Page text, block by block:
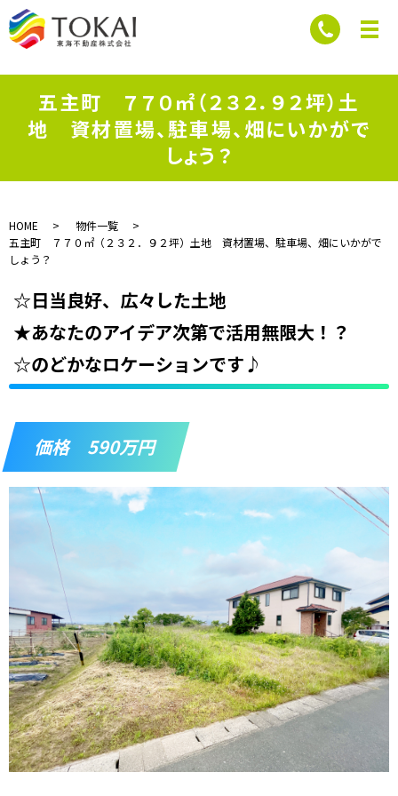
五主町 ７７０㎡（２３２．９２坪）土
地 資材置場、駐車場、畑にいかがで
しょう？
HOME
物件一覧
五主町 ７７０㎡（２３２．９２坪）土地 資材置場、駐車場、畑にいかがで
しょう？
☆日当良好、広々した土地
★あなたのアイデア次第で活用無限大！？
☆のどかなロケーションです♪
価格 590万円